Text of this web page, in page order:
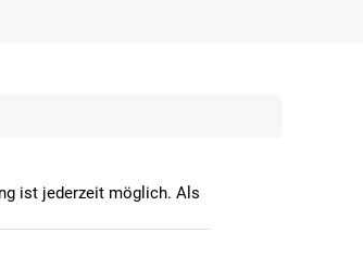
ist jederzeit möglich. Als